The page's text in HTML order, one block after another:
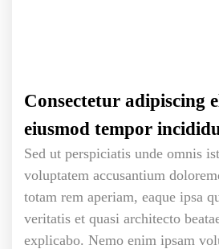
Consectetur adipiscing
eiusmod tempor
Sed ut perspiciatis unde omnis
voluptatem accusantium
totam rem aperiam, eaque ipsa
veritatis et quasi architecto
explicabo. Nemo enim ipsam